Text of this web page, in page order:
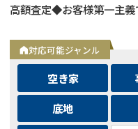
高額査定◆お客様第一主
対応可能ジャンル
空き家
底地